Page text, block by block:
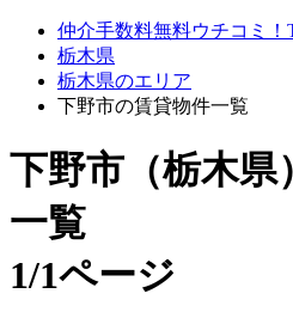
仲介手数料無料ウチコミ！
栃木県
栃木県のエリア
下野市の賃貸物件一覧
下野市（栃木県）
一覧
1/1ページ